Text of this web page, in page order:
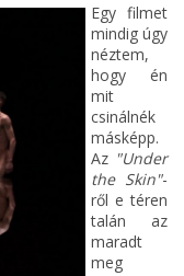
Egy filmet
mindig úgy
néztem,
hogy én
mit
csinálnék
másképp.
Az "Under
the Skin"-
ről e téren
talán az
maradt
meg